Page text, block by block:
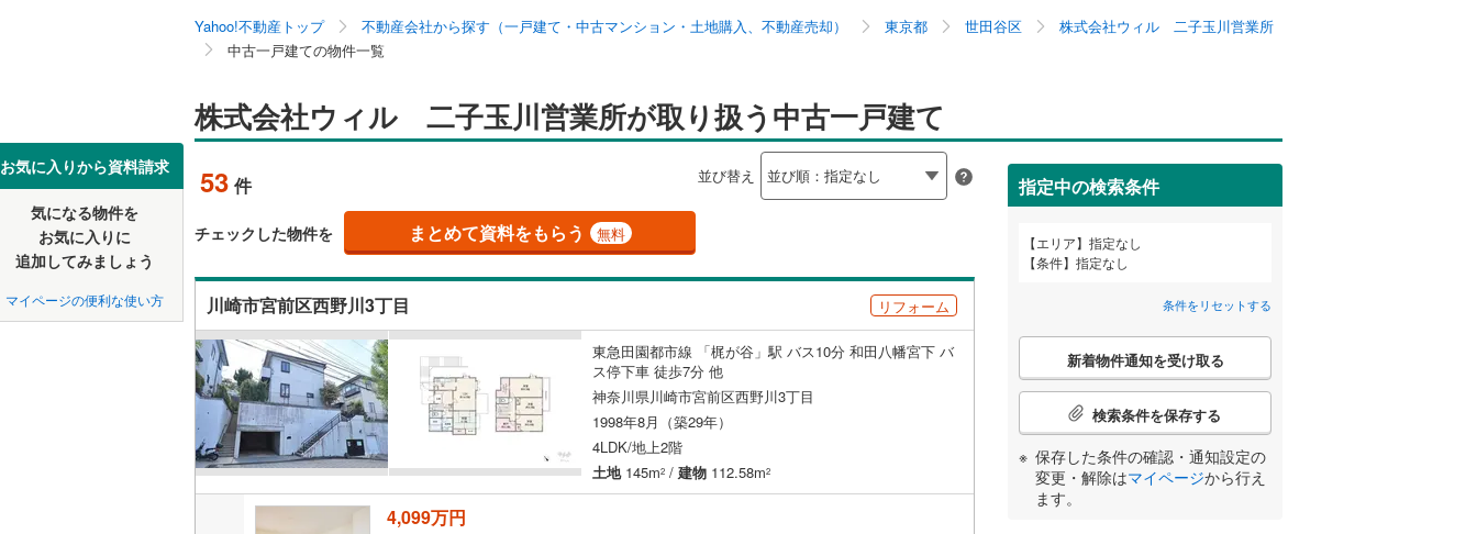
Yahoo!不動産トップ 不動産会社から探す（一戸建て・中古マンション・土地購入、不動産売却） 東京都 世田谷区
株式会社ウィル 二子玉川営業所
中古一戸建ての物件一覧
お気に入りから資料請求
気になる物件を
お気に入りに
追加してみましょう
マイページの便利な使い方
株式会社ウィル 二子玉川営業所が取り扱う中古一戸建て
53 件 並び替え
チェックした物件を まとめて資料をもらう 無料
川崎市宮前区西野川3丁目 リフォーム
東急田園都市線 「梶が谷」駅 バス10分 和田八幡宮下 バ
ス停下車 徒歩7分 他
神奈川県川崎市宮前区西野川3丁目
1998年8月（築29年）
4LDK/地上2階
土地145m2 / 建物 112.58m2
4,099万円
指定中の検索条件
エリア
指定なし
条件
指定なし
条件をリセットする
こ
検
条
件
新着物件通知を受け取る
検索条件を保存する
保存した条件の確認・通知設定の
変更・解除はマイページから行え
ます。
関東 東京 神奈川 埼玉 千葉 茨城 栃木 群馬 山梨
東海 愛知 岐阜 静岡 三重
滋賀 奈良 和歌山
鳥取 島根 岡山
四国
九州・沖縄 福岡 佐賀 長崎 鹿児島 沖縄
該当物件0件 この条件で検索する 市区町村を選択する 条件をリセットする
該当物件0件 この条件で検索する 市区町村以下を選択する 条件をリセットする
該当物件0件 この条件で検索する 条件をリセットする
石北本線(0 ) 釧網本線(0) 東北本線(0)
高崎線(0 ) 上越線 (0)
両毛線(0) 水戸線(0) 日光線(0)
仙山線 (0) 仙石線(0)
石巻線(0)
田沢湖線(0)
磐越東線(0) 磐越西線(0)
只見線( 0) 陸羽東線(0) 陸羽西線(0)
奥羽本線( 0) 米坂線 左沢線(0)
男鹿線(0) 五能線( 津軽線( 0 )
羽越本線
信越本線
該当物件0件 この条件で検索する 駅を選択する 条件をリセットする
該当物件0件 この条件で検索する 条件をリセットする
設備
駐車場2台以上 （5） ビルトインガレージ（8）
防犯カメラ 0 ）
間取り、居室全体
吹き抜け（5） バリアフリー住宅（1）
二世帯向け（2） 平屋・1階建て（0） 3階建て以上（19）
サービスルーム（納戸）
（12）
最寄りの駅が始発駅（1） 海まで2km以内（0） 小学校まで1km以内
該当物件0件 この条件で検索する 条件をリセットする
保存した条件を見る
全国
検索条件を保存する
閉じる お気に入りリストを見る
閉じる
閉じる お気に入りリストを見る
閉じる